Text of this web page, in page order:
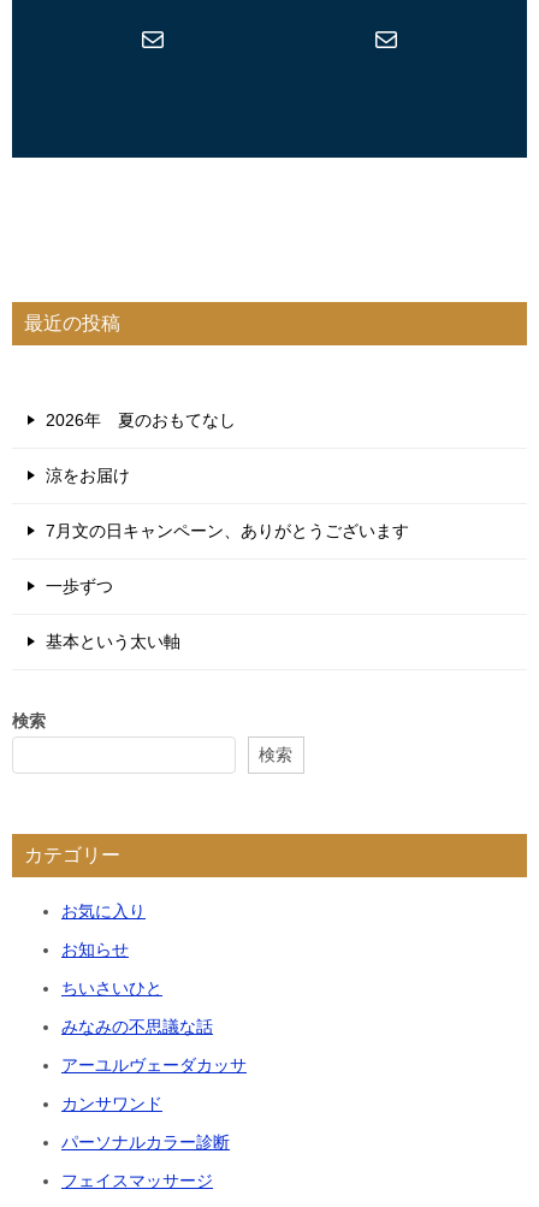
メール メール
最近の投稿
2026年 夏のおもてなし
涼をお届け
7月文の日キャンペーン、ありがとうございます
一歩ずつ
基本という太い軸
検索
検索
カテゴリー
お気に入り
お知らせ
ちいさいひと
みなみの不思議な話
アーユルヴェーダカッサ
カンサワンド
パーソナルカラー診断
フェイスマッサージ